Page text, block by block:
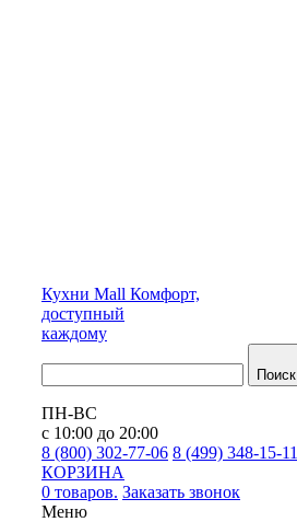
Кухни Mall Комфорт,
доступный
каждому
Поиск
ПН-ВС
с 10:00 до 20:00
8 (800) 302-77-06 8 (499) 348-15-11
КОРЗИНА
0 товаров. Заказать звонок
Меню